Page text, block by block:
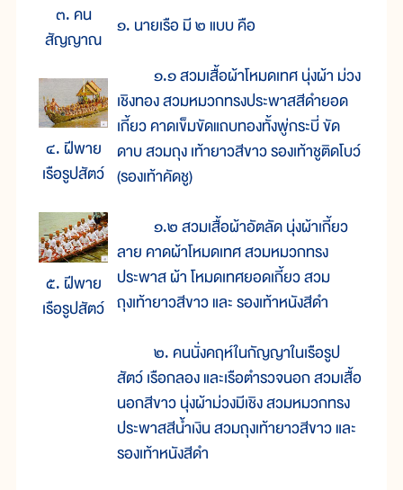
๓. คน
สัญญาณ
๔. ฝีพาย
เรือรูปสัตว์
๕. ฝีพาย
เรือรูปสัตว์
๑. นายเรือ มี ๒ แบบ คือ
๑.๑ สวมเสื้อผ้าโหมดเทศ นุ่งผ้า ม่วง
เชิงทอง สวมหมวกทรงประพาสสีดำยอด
เกี้ยว คาดเข็มขัดแถบทองทั้งพู่กระบี่ ขัด
ดาบ สวมถุง เท้ายาวสีขาว รองเท้าชูติดโบว์
(รองเท้าคัดชู)
๑.๒ สวมเสื้อผ้าอัตลัด นุ่งผ้าเกี้ยว
ลาย คาดผ้าโหมดเทศ สวมหมวกทรง
ประพาส ผ้า โหมดเทศยอดเกี้ยว สวม
ถุงเท้ายาวสีขาว และ รองเท้าหนังสีดำ
๒. คนนั่งคฤห์ในกัญญาในเรือรูป
สัตว์ เรือกลอง และเรือตำรวจนอก สวมเสื้อ
นอกสีขาว นุ่งผ้าม่วงมีเชิง สวมหมวกทรง
ประพาสสีน้ำเงิน สวมถุงเท้ายาวสีขาว และ
รองเท้าหนังสีดำ